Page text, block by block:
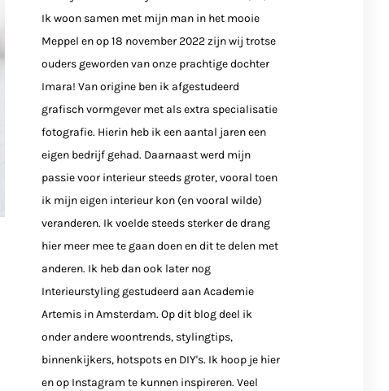
Ik woon samen met mijn man in het mooie
Meppel en op 18 november 2022 zijn wij trotse
ouders geworden van onze prachtige dochter
Imara! Van origine ben ik afgestudeerd
grafisch vormgever met als extra specialisatie
fotografie. Hierin heb ik een aantal jaren een
eigen bedrijf gehad. Daarnaast werd mijn
passie voor interieur steeds groter, vooral toen
ik mijn eigen interieur kon (en vooral wilde)
veranderen. Ik voelde steeds sterker de drang
hier meer mee te gaan doen en dit te delen met
anderen. Ik heb dan ook later nog
Interieurstyling gestudeerd aan Academie
Artemis in Amsterdam. Op dit blog deel ik
onder andere woontrends, stylingtips,
binnenkijkers, hotspots en DIY's. Ik hoop je hier
en op Instagram te kunnen inspireren. Veel